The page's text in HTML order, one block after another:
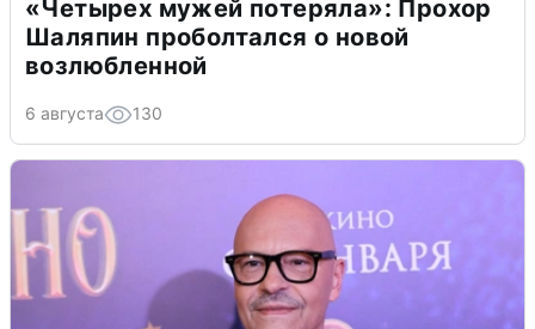
«Четырех мужей потеряла»: Прохор
Шаляпин проболтался о новой
возлюбленной
6 августа 130